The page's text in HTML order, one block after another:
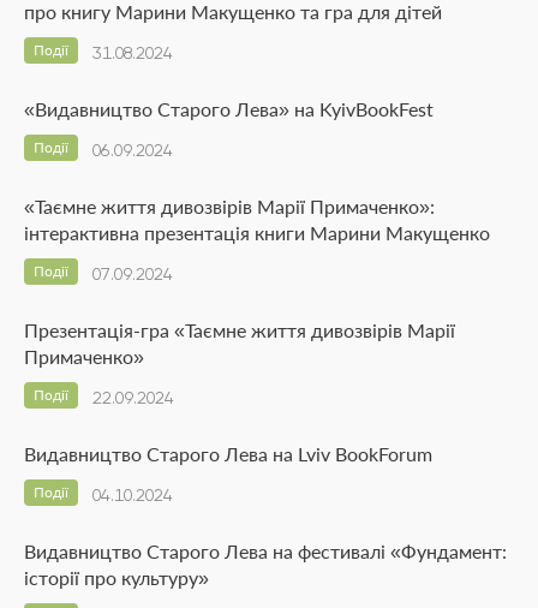
про книгу Марини Макущенко та гра для дітей
31.08.2024
Події
«Видавництво Старого Лева» на KyivBookFest
06.09.2024
Події
«Таємне життя дивозвірів Марії Примаченко»:
інтерактивна презентація книги Марини Макущенко
07.09.2024
Події
Презентація-гра «Таємне життя дивозвірів Марії
Примаченко»
22.09.2024
Події
Видавництво Старого Лева на Lviv BookForum
04.10.2024
Події
Видавництво Старого Лева на фестивалі «Фундамент:
історії про культуру»